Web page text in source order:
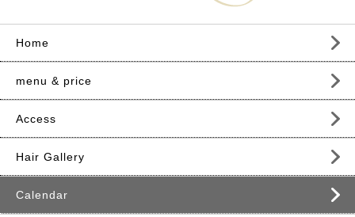
Home
menu & price
Access
Hair Gallery
Calendar